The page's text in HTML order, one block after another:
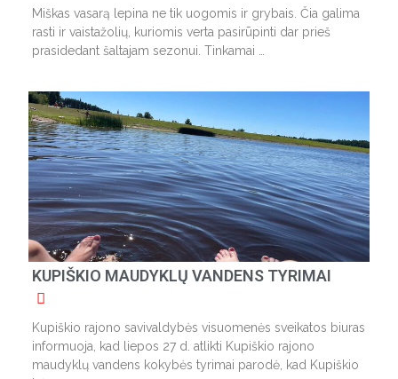
Miškas vasarą lepina ne tik uogomis ir grybais. Čia galima
rasti ir vaistažolių, kuriomis verta pasirūpinti dar prieš
prasidedant šaltajam sezonui. Tinkamai …
KUPIŠKIO MAUDYKLŲ VANDENS TYRIMAI
Kupiškio rajono savivaldybės visuomenės sveikatos biuras
informuoja, kad liepos 27 d. atlikti Kupiškio rajono
maudyklų vandens kokybės tyrimai parodė, kad Kupiškio